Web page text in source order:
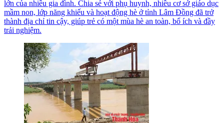
lớn của nhiều gia đình. Chia sẻ với phụ huynh, nhiều cơ sở giáo dục
mầm non, lớp năng khiếu và hoạt động hè ở tỉnh Lâm Đồng đã trở
thành địa chỉ tin cậy, giúp trẻ có một mùa hè an toàn, bổ ích và đầy
trải nghiệm.